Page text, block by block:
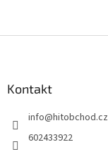
Kontakt
info@hitobchod.cz
602433922